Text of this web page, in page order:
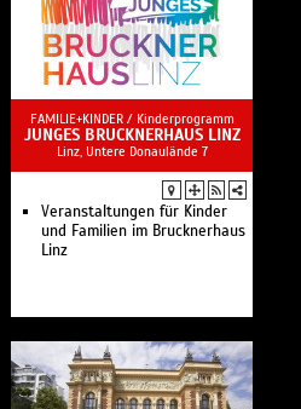
FAMILIE+KINDER / Kinderprogramm
JUNGES BRUCKNERHAUS LINZ
Linz, Untere Donaulände 7
Veranstaltungen für Kinder
und Familien im Brucknerhaus
Linz